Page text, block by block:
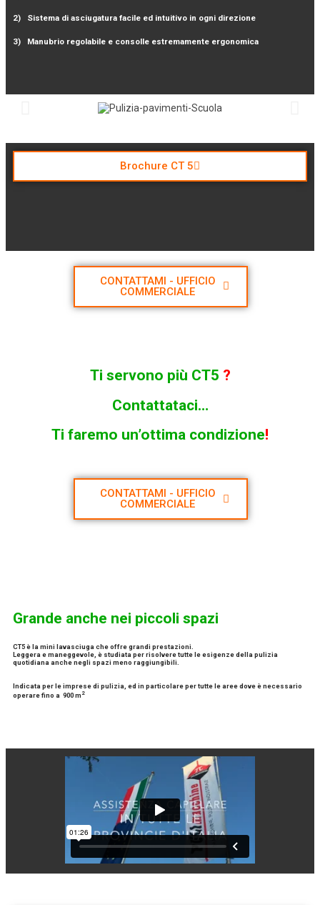
2) Sistema di asciugatura facile ed intuitivo in ogni direzione
3) Manubrio regolabile e consolle estremamente ergonomica
Brochure CT 5
CONTATTAMI - UFFICIO
COMMERCIALE
Ti servono più CT5 ?
Contattataci…
Ti faremo un’ottima condizione!
CONTATTAMI - UFFICIO
COMMERCIALE
Grande anche nei piccoli spazi
CT5 è la mini lavasciuga che offre grandi prestazioni.
Leggera e maneggevole, è studiata per risolvere tutte le esigenze della pulizia
quotidiana anche negli spazi meno raggiungibili.
Indicata per le imprese di pulizia, ed in particolare per tutte le aree dove è necessario
operare fino a 900 m 2